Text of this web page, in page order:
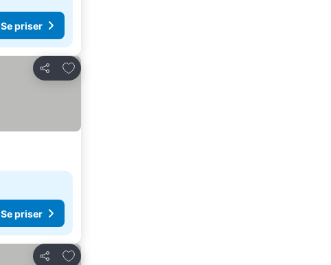
Se priser
Del
Legg til i favoritter
Se priser
Del
Legg til i favoritter